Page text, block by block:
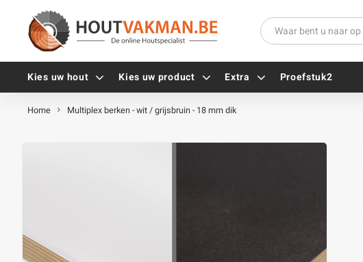
Kies uw hout Kies uw product Extra
Zwarte schroeven
Proefstuk2
Home Multiplex berken - wit / grijsbruin - 18 mm dik